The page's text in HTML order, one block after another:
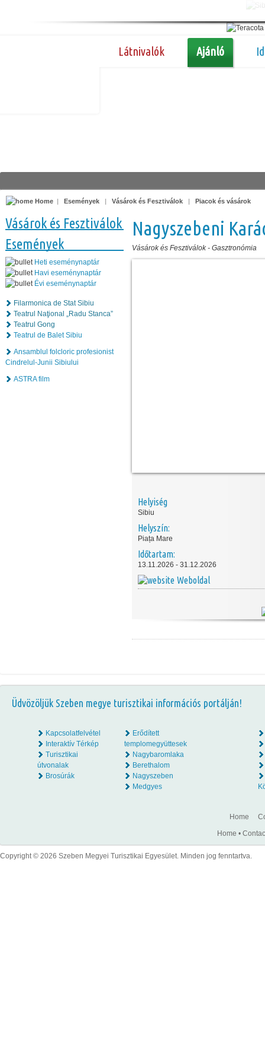
Látnivalók Ajánló
Home | Események | Vásárok és Fesztiválok | Piacok és vásárok
Vásárok és Fesztiválok
Események
Heti eseménynaptár
Havi eseménynaptár
Évi eseménynaptár
Filarmonica de Stat Sibiu
Teatrul Naţional „Radu Stanca”
Teatrul Gong
Teatrul de Balet Sibiu
Ansamblul folcloric profesionist
Cindrelul-Junii Sibiului
ASTRA film
Nagyszebeni
Vásárok és Fesztiválok - Gasztronómia
Helyiség
Sibiu
Helyszín:
Piața Mare
Időtartam:
13.11.2026 - 31.12.2026
Weboldal
Üdvözöljük Szeben megye turisztikai információs portálján!
Kapcsolatfelvétel
Interaktív Térkép
Turisztikai
útvonalak
Brosúrák
Erődített
templomegyüttesek
Nagybaromlaka
Berethalom
Nagyszeben
Medgyes
Home
Home •
Copyright © 2026 Szeben Megyei Turisztikai Egyesület. Minden jog fenntartva.